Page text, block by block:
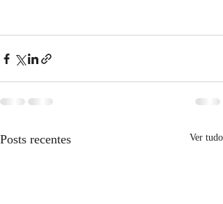
Posts recentes Ver tudo